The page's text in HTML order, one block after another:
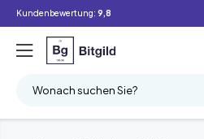
Kundenbewertung: 9,8
Wonach suchen Sie?